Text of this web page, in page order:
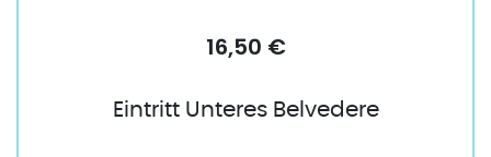
16,50 €
Eintritt Unteres Belvedere